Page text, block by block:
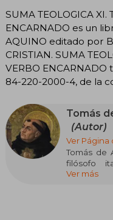
SUMA TEOLOGICA XI.
ENCARNADO es un
AQUINO editado por
CRISTIAN. SUMA
VERBO
84-220-2000-4, de la
Tomás
(Autor)
Ver Página
Tomás de
filósofo
Ver más